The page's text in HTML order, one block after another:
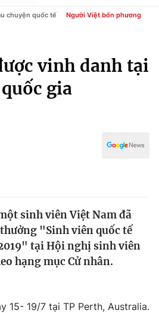
chuyện quốc tế Người Việt bốn phương
vinh danh tại
gia
sinh viên Việt Nam đã
"Sinh viên quốc tế
tại Hội nghị sinh viên
hạng mục Cử nhân.
15- 19/7 tại TP Perth, Australia.